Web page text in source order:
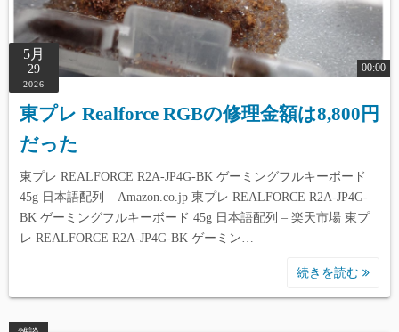
5月
29
2026
00:00
東プレ Realforce RGBの修理金額は8,800円
だった
東プレ REALFORCE R2A-JP4G-BK ゲーミングフルキーボード
45g 日本語配列 – Amazon.co.jp 東プレ REALFORCE R2A-JP4G-
BK ゲーミングフルキーボード 45g 日本語配列 – 楽天市場 東プ
レ REALFORCE R2A-JP4G-BK ゲーミン…
続きを読む